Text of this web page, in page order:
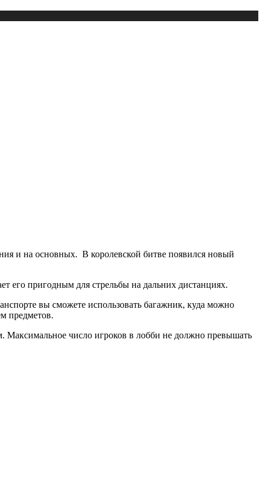
и на основных. В королевской битве появился новый
его пригодным для стрельбы на дальних дистанциях.
вы сможете использовать багажник, куда можно
предметов.
Максимальное число игроков в лобби не должно превышать